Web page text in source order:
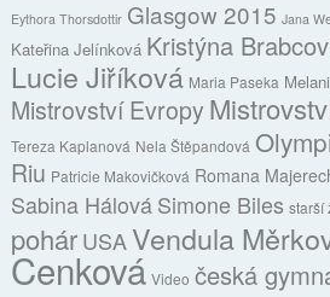
Eythora Thorsdottir Glasgow 2015 Jana
Kateřina Jelínková Kristýna
Lucie Jiříková Maria Paseka
Mistrovství Evropy
Tereza Kaplanová Nela Štěpandová
Riu Patricie Makovičková Romana
Sabina HálováSimone Biles starší
pohárUSAVendula
Cenková Video česká